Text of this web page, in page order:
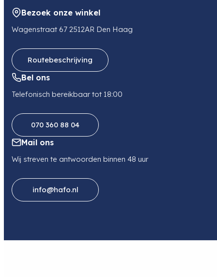
Bezoek onze winkel
Wagenstraat 67 2512AR Den Haag
Routebeschrijving
Bel ons
Telefonisch bereikbaar tot 18:00
070 360 88 04
Mail ons
Wij streven te antwoorden binnen 48 uur
info@hafo.nl